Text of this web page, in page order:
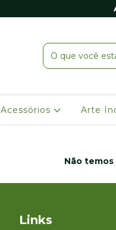
Acessórios Arte
Não
Links